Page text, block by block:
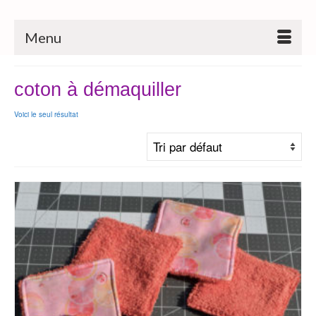
Menu
coton à démaquiller
Voici le seul résultat